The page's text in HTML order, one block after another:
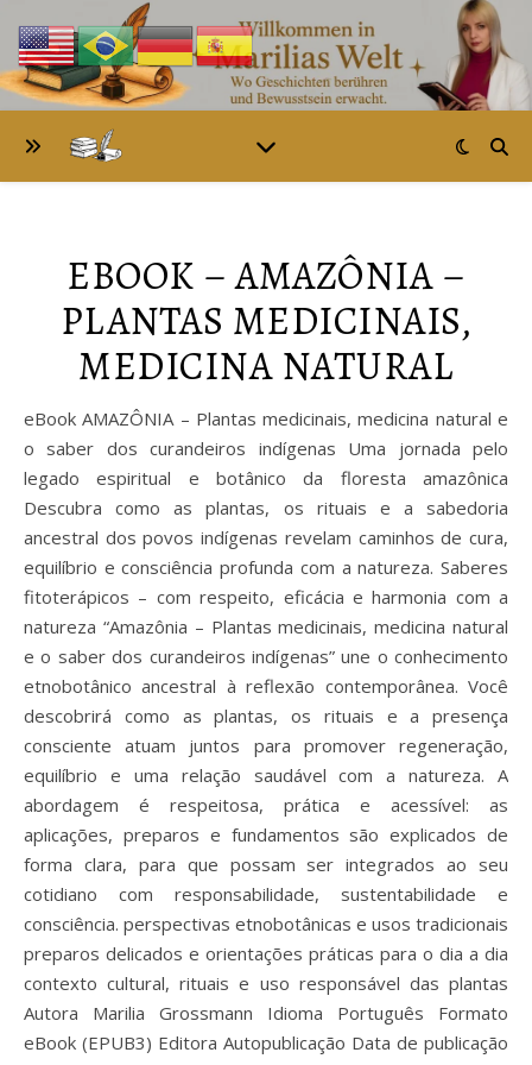
EBOOK – AMAZÔNIA –
PLANTAS MEDICINAIS,
MEDICINA NATURAL
eBook AMAZÔNIA – Plantas medicinais, medicina natural e
o saber dos curandeiros indígenas Uma jornada pelo
legado espiritual e botânico da floresta amazônica
Descubra como as plantas, os rituais e a sabedoria
ancestral dos povos indígenas revelam caminhos de cura,
equilíbrio e consciência profunda com a natureza. Saberes
fitoterápicos – com respeito, eficácia e harmonia com a
natureza “Amazônia – Plantas medicinais, medicina natural
e o saber dos curandeiros indígenas” une o conhecimento
etnobotânico ancestral à reflexão contemporânea. Você
descobrirá como as plantas, os rituais e a presença
consciente atuam juntos para promover regeneração,
equilíbrio e uma relação saudável com a natureza. A
abordagem é respeitosa, prática e acessível: as
aplicações, preparos e fundamentos são explicados de
forma clara, para que possam ser integrados ao seu
cotidiano com responsabilidade, sustentabilidade e
consciência. perspectivas etnobotânicas e usos tradicionais
preparos delicados e orientações práticas para o dia a dia
contexto cultural, rituais e uso responsável das plantas
Autora Marilia Grossmann Idioma Português Formato
eBook (EPUB3) Editora Autopublicação Data de publicação